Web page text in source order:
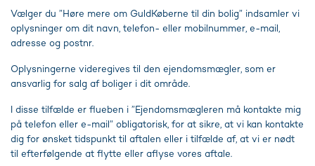
Vælger du ”Høre mere om GuldKøberne til din bolig” indsamler vi
oplysninger om dit navn, telefon- eller mobilnummer, e-mail,
adresse og postnr.
Oplysningerne videregives til den ejendomsmægler, som er
ansvarlig for salg af boliger i dit område.
I disse tilfælde er flueben i ”Ejendomsmægleren må kontakte mig
på telefon eller e-mail” obligatorisk, for at sikre, at vi kan kontakte
dig for ønsket tidspunkt til aftalen eller i tilfælde af, at vi er nødt
til efterfølgende at flytte eller aflyse vores aftale.